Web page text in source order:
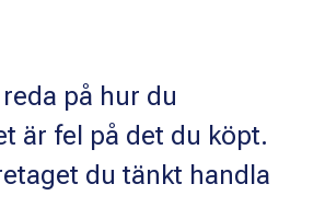
på hur du
är fel på det du köpt.
du tänkt handla